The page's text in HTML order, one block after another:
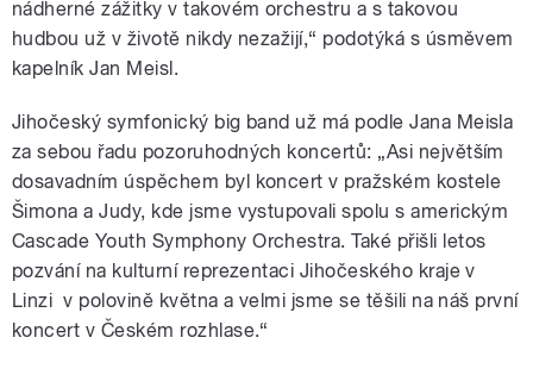
nádherné zážitky v takovém orchestru a s takovou
hudbou už v životě nikdy nezažijí,“ podotýká s úsměvem
kapelník Jan Meisl.
Jihočeský symfonický big band už má podle Jana Meisla
za sebou řadu pozoruhodných koncertů: „Asi největším
dosavadním úspěchem byl koncert v pražském kostele
Šimona a Judy, kde jsme vystupovali spolu s americkým
Cascade Youth Symphony Orchestra. Také přišli letos
pozvání na kulturní reprezentaci Jihočeského kraje v
Linzi v polovině května a velmi jsme se těšili na náš první
koncert v Českém rozhlase.“